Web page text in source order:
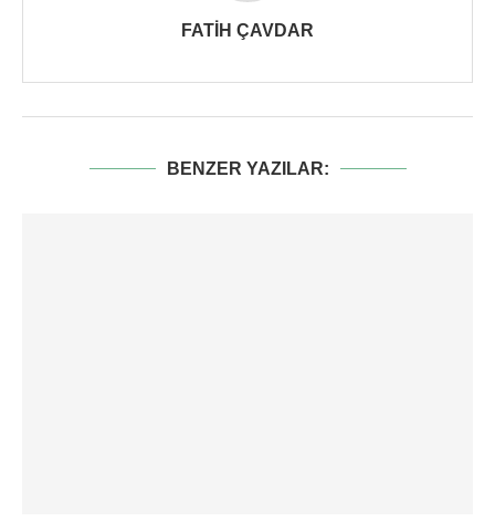
FATIH ÇAVDAR
BENZER YAZILAR: